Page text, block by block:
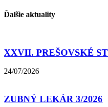
Ďalšie aktuality
XXVII. PREŠOVSKÉ
24/07/2026
ZUBNÝ LEKÁR 3/2026